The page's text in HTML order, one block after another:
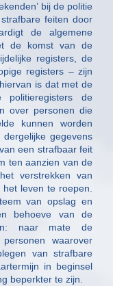
bij de politie
feiten door
de algemene
de komst van de
registers, de
registers – zijn
is dat met de
politieregisters de
over personen die
kunnen worden
gegevens
een strafbaar feit
ten aanzien van de
verstrekken van
leven te roepen.
van opslag en
behoeve van de
naar mate de
waarover
van strafbare
in beginsel
beperkter te zijn.